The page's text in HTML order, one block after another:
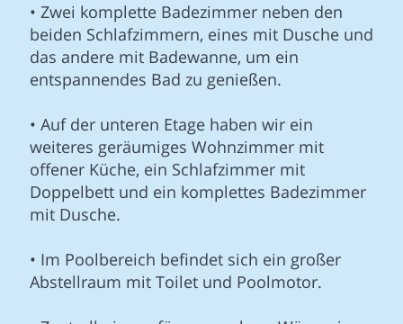
• Zwei komplette Badezimmer neben den
beiden Schlafzimmern, eines mit Dusche und
das andere mit Badewanne, um ein
entspannendes Bad zu genießen.
• Auf der unteren Etage haben wir ein
weiteres geräumiges Wohnzimmer mit
offener Küche, ein Schlafzimmer mit
Doppelbett und ein komplettes Badezimmer
mit Dusche.
• Im Poolbereich befindet sich ein großer
Abstellraum mit Toilet und Poolmotor.